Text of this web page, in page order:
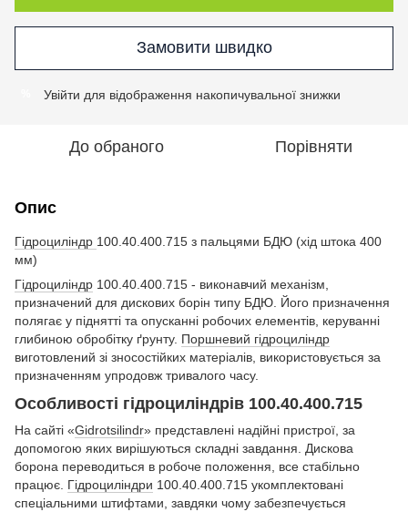
Замовити швидко
Увійти для відображення накопичувальної знижки
До обраного Порівняти
Опис
Гідроциліндр 100.40.400.715 з пальцями БДЮ (хід штока 400
мм)
Гідроциліндр 100.40.400.715 - виконавчий механізм,
призначений для дискових борін типу БДЮ. Його призначення
полягає у піднятті та опусканні робочих елементів, керуванні
глибиною обробітку ґрунту. Поршневий гідроциліндр
виготовлений зі зносостійких матеріалів, використовується за
призначенням упродовж тривалого часу.
Особливості гідроциліндрів 100.40.400.715
На сайті «Gidrotsilindr» представлені надійні пристрої, за
допомогою яких вирішуються складні завдання. Дискова
борона переводиться в робоче положення, все стабільно
працює. Гідроциліндри 100.40.400.715 укомплектовані
спеціальними штифтами, завдяки чому забезпечується